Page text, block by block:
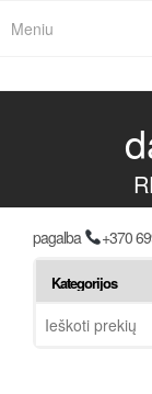
Meniu
pagalba +370